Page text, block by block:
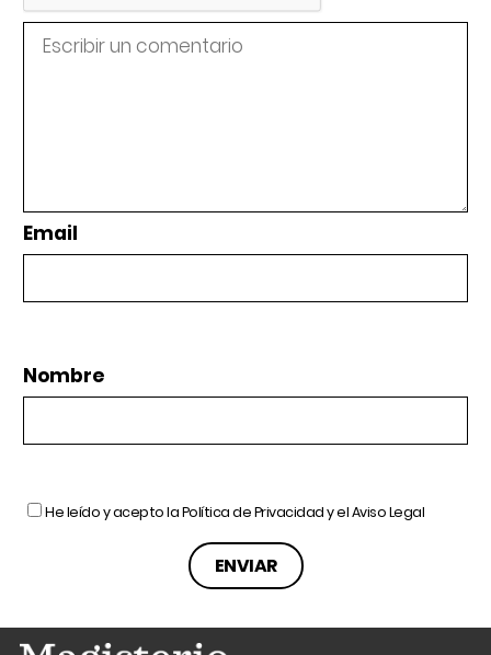
Email
Nombre
He leído y acepto laPolítica de Privacidady elAviso Legal